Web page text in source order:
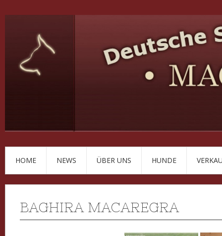
HOME NEWS ÜBER UNS HUNDE
BAGHIRA MACAREGRA